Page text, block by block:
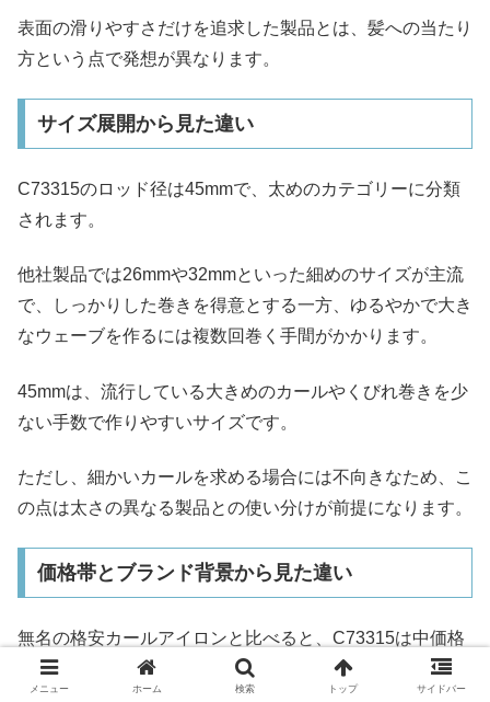
表面の滑りやすさだけを追求した製品とは、髪への当たり
方という点で発想が異なります。
サイズ展開から見た違い
C73315のロッド径は45mmで、太めのカテゴリーに分類
されます。
他社製品では26mmや32mmといった細めのサイズが主流
で、しっかりした巻きを得意とする一方、ゆるやかで大き
なウェーブを作るには複数回巻く手間がかかります。
45mmは、流行している大きめのカールやくびれ巻きを少
ない手数で作りやすいサイズです。
ただし、細かいカールを求める場合には不向きなため、こ
の点は太さの異なる製品との使い分けが前提になります。
価格帯とブランド背景から見た違い
無名の格安カールアイロンと比べると、C73315は中価格
帯に位置します。
メニュー ホーム 検索 トップ サイドバー